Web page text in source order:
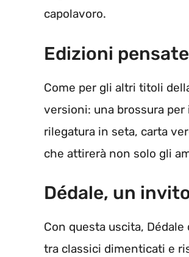
capolavoro.
Edizioni
Come per gli altri titoli
versioni: una brossura per
rilegatura in seta, carta
che attirerà non solo gli
Dédale, un
Con questa uscita,
tra classici dimenticati e